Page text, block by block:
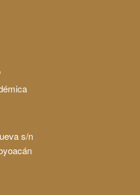
s/n